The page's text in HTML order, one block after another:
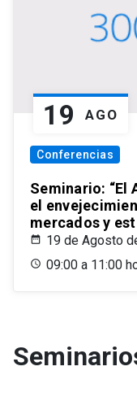
19 AGO
Conferencias
Seminario: “El
el
mercados y
19 de Agosto
09:00 a 11:00